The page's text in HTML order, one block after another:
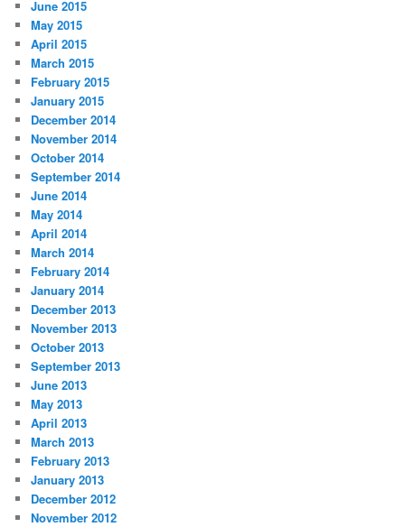
June 2015
May 2015
April 2015
March 2015
February 2015
January 2015
December 2014
November 2014
October 2014
September 2014
June 2014
May 2014
April 2014
March 2014
February 2014
January 2014
December 2013
November 2013
October 2013
September 2013
June 2013
May 2013
April 2013
March 2013
February 2013
January 2013
December 2012
November 2012